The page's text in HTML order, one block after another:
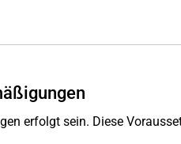
erfolgt sein. Diese